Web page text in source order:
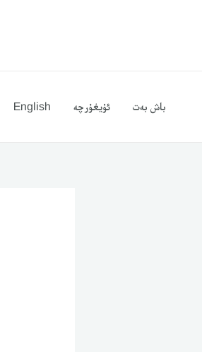
باش بەت ئۇيغۇرچە English